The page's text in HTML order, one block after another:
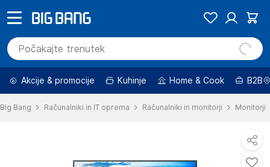
Akcije & promocije Kuhinje Home & Cook B2B
Big Bang Računalniki in IT oprema Računalniki in monitorji Monitorji